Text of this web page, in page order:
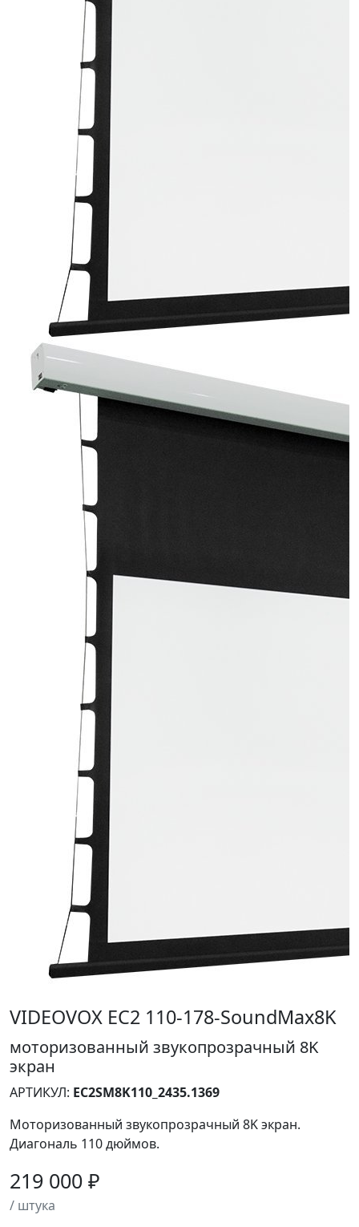
VIDEOVOX EC2 110-178-SoundMax8K
моторизованный звукопрозрачный 8K
экран
АРТИКУЛ: EC2SM8K110_2435.1369
Моторизованный звукопрозрачный 8K экран.
Диагональ 110 дюймов.
219 000 ₽
/ штука